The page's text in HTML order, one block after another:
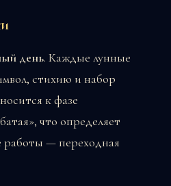
день. Каждые лунные
стихию и набор
к фазе
что определяет
работы — переходная